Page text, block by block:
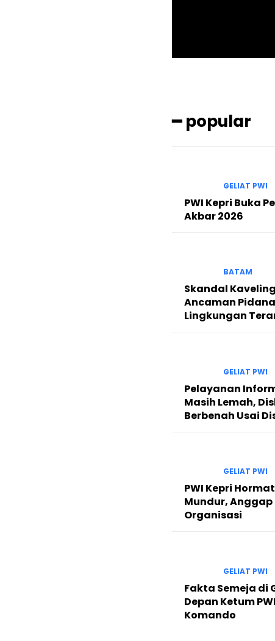
━ popular
GELIAT PWI
PWI Kepri Buka
Akbar 2026
BATAM
Skandal
Ancaman
Lingkungan
GELIAT PWI
Pelayanan
Masih Lemah,
Berbenah Usai
GELIAT PWI
PWI Kepri
Mundur,
Organisasi
GELIAT PWI
Fakta Semeja di
Depan Ketum
Komando